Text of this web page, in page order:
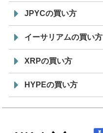
JPYCの買い方
イーサリアムの買い方
XRPの買い方
HYPEの買い方